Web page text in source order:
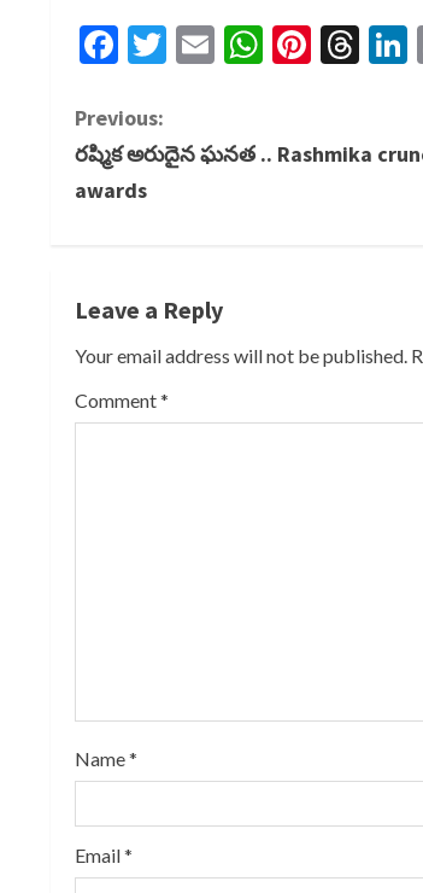
Facebook
Twitter
Email
C
o
i
n
u
i
n
g
Previous:
రష్మిక అరుదైన ఘనత .. Rashmika
awards
Leave a Reply
Your email address will not be published.
Comment*
Name*
Email*